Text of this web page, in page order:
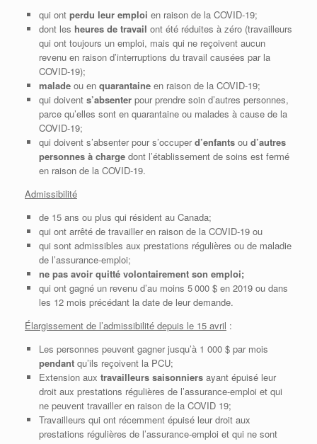
qui ont perdu leur emploi en raison de la COVID-19;
dont les heures de travail ont été réduites à zéro (travailleurs
qui ont toujours un emploi, mais qui ne reçoivent aucun
revenu en raison d’interruptions du travail causées par la
COVID-19);
maladeou en quarantaineen raison de la COVID-19;
qui doivent s’absenter pour prendre soin d’autres personnes,
parce qu’elles sont en quarantaine ou malades à cause de la
COVID-19;
qui doivent s’absenter pour s’occuperd’enfants ou d’autres
personnes à chargedont l’établissement de soins est fermé
en raison de la COVID-19.
Admissibilité
de 15 ans ou plus qui résident au Canada;
qui ont arrêté de travailler en raison de la COVID-19 ou
qui sont admissibles aux prestations régulières ou de maladie
de l’assurance-emploi;
ne pas avoir quitté volontairement son emploi;
qui ont gagné un revenu d’au moins 5 000 $ en 2019 ou dans
les 12 mois précédant la date de leur demande.
Élargissement de l’admissibilité depuis le 15 avril :
Les personnes peuvent gagner jusqu’à 1 000 $ par mois
pendant qu’ils reçoivent la PCU;
Extension aux travailleurs saisonniersayant épuisé leur
droit aux prestations régulières de l’assurance-emploi et qui
ne peuvent travailler en raison de la COVID 19;
Travailleurs qui ont récemment épuisé leur droit aux
prestations régulières de l’assurance-emploi et qui ne sont